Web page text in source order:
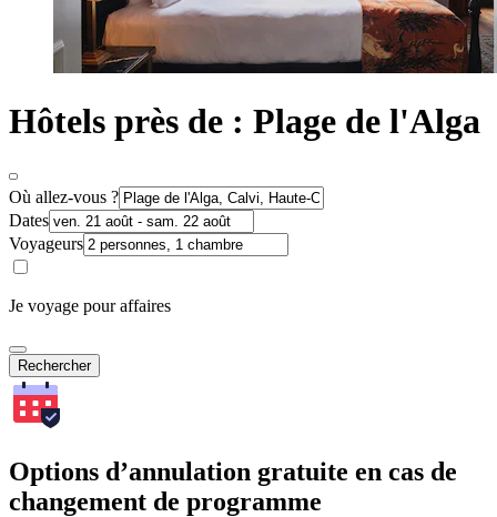
Hôtels près de : Plage de l'Alga
Où allez-vous ?
Dates
Voyageurs
Je voyage pour affaires
Rechercher
Options d’annulation gratuite en cas de
changement de programme